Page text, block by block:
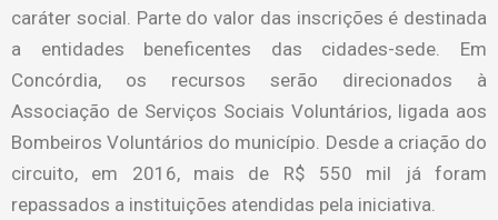
caráter social. Parte do valor das inscrições é destinada
a entidades beneficentes das cidades-sede. Em
Concórdia, os recursos serão direcionados à
Associação de Serviços Sociais Voluntários, ligada aos
Bombeiros Voluntários do município. Desde a criação do
circuito, em 2016, mais de R$ 550 mil já foram
repassados a instituições atendidas pela iniciativa.